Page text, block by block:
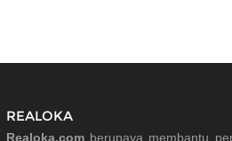
REALOKA
Realoka.com berupaya membantu